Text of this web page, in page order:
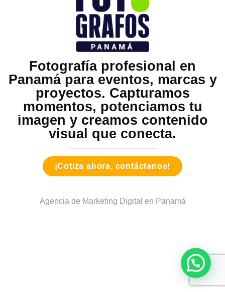
Fotografía profesional en
Panamá para eventos, marcas y
proyectos. Capturamos
momentos, potenciamos tu
imagen y creamos contenido
visual que conecta.
¡Cotiza ahora, contáctanos!
Agencia de Marketing Digital en Panamá